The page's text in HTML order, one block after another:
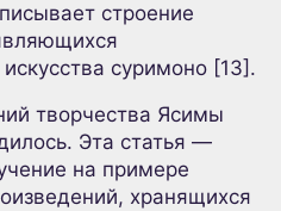
строение
суримоно [13].
творчества Ясимы
Эта статья —
на примере
хранящихся